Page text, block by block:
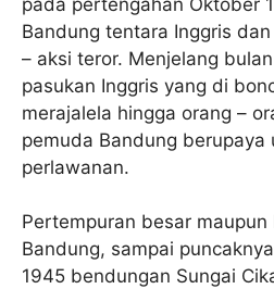
Bandung tentara Inggris
– aksi teror. Menjelang
pasukan Inggris yang di
merajalela hingga orang –
pemuda Bandung berupaya
perlawanan.
Pertempuran besar
Bandung, sampai
1945 bendungan Sungai